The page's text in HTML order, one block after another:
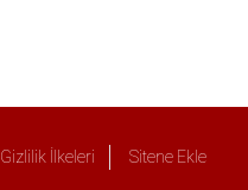
Gizlilik İlkeleri Sitene Ekle